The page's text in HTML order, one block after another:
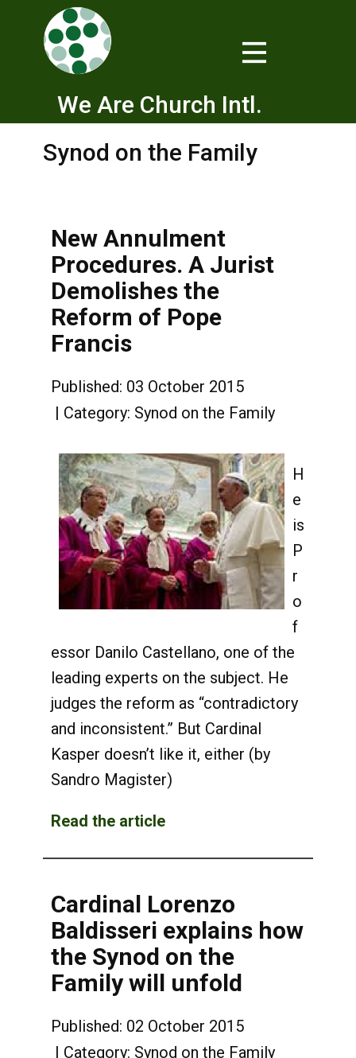
We Are Church Intl.
Synod on the Family
New Annulment
Procedures. A Jurist
Demolishes the
Reform of Pope
Francis
Published: 03 October 2015
Category: Synod on the Family
H
e
is
P
r
o
f
essor Danilo Castellano, one of the
leading experts on the subject. He
judges the reform as “contradictory
and inconsistent.” But Cardinal
Kasper doesn’t like it, either (by
Sandro Magister)
Read the article
Cardinal Lorenzo
Baldisseri explains how
the Synod on the
Family will unfold
Published: 02 October 2015
Category: Synod on the Family